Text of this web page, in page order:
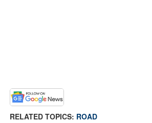
RELATED TOPICS: ROAD